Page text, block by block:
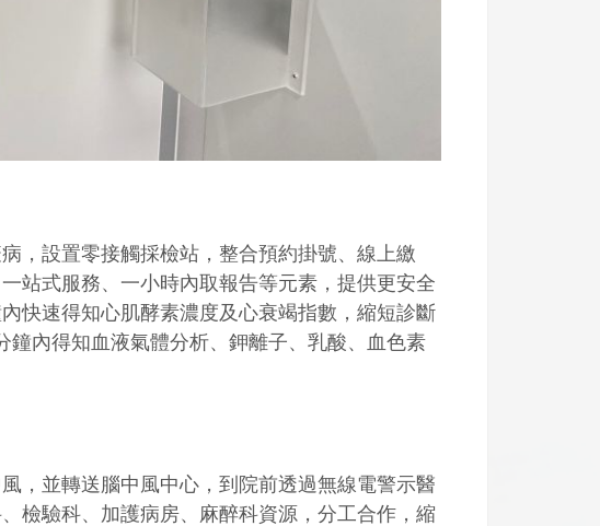
設置零接觸採檢站，整合預約掛號、線上繳
站式服務、一小時內取報告等元素，提供更安全
快速得知心肌酵素濃度及心衰竭指數，縮短診斷
內得知血液氣體分析、鉀離子、乳酸、血色素
並轉送腦中風中心，到院前透過無線電警示醫
檢驗科、加護病房、麻醉科資源，分工合作，縮